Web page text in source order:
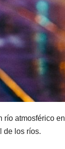
río atmosférico en
de los ríos.